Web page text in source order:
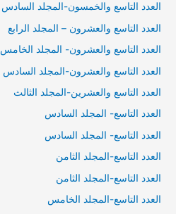
العدد التاسع والخمسون-المجلد السادس
العدد التاسع والعشرون – المجلد الرابع
العدد التاسع والعشرون- المجلد الخامس
العدد التاسع والعشرون-المجلد السادس
العدد التاسع والعشرين-المجلد الثالث
العدد التاسع- المجلد السادس
العدد التاسع- المجلد السادس
العدد التاسع-المجلد الثامن
العدد التاسع-المجلد الثامن
العدد التاسع-المجلد الخامس